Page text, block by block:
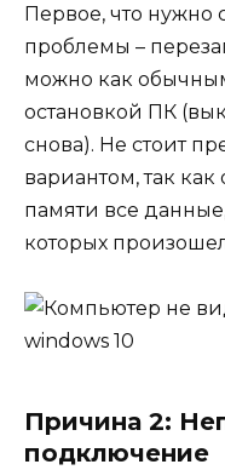
Первое, что нужно
проблемы –
можно как
остановкой ПК
снова). Не стоит
вариантом, так как
памяти все
которых
Причина 2:
подключение